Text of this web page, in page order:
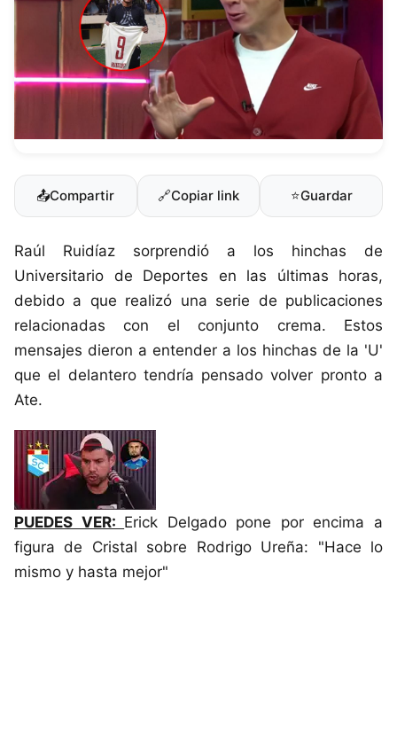
📤Compartir 🔗Copiar link ⭐Guardar
Raúl Ruidíaz sorprendió a los hinchas de
Universitario de Deportes en las últimas horas,
debido a que realizó una serie de publicaciones
relacionadas con el conjunto crema. Estos
mensajes dieron a entender a los hinchas de la 'U'
que el delantero tendría pensado volver pronto a
Ate.
PUEDES VER: Erick Delgado pone por encima a
figura de Cristal sobre Rodrigo Ureña: "Hace lo
mismo y hasta mejor"